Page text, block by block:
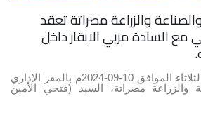
والزراعة مصراتة تعقد
مع السادة مربي الابقار داخل
عقد صباح يوم الثلاثاء الموافق 10-09-2024م بالمقر الإداري
والزراعة مصراتة، السيد (فتحي الأمين